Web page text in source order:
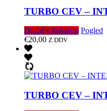
TURBO CEV –
Dodaj v košarico Pogled
€20,00 Z DDV
TURBO CEV –